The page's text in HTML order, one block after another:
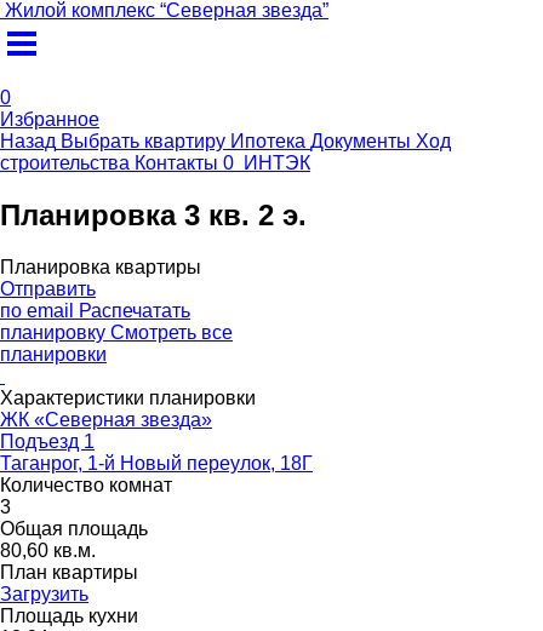
Жилой комплекс “Северная звезда”
0
Избранное
Назад Выбрать квартиру Ипотека Документы Ход
строительства Контакты 0 ИНТЭК
Планировка 3 кв. 2 э.
Планировка квартиры
Отправить
по email
Распечатать
планировку Смотреть все
планировки
Характеристики планировки
ЖК «Северная звезда»
Подъезд 1
Таганрог, 1-й Новый переулок, 18Г
Количество комнат
3
Общая площадь
80,60 кв.м.
План квартиры
Загрузить
Площадь кухни